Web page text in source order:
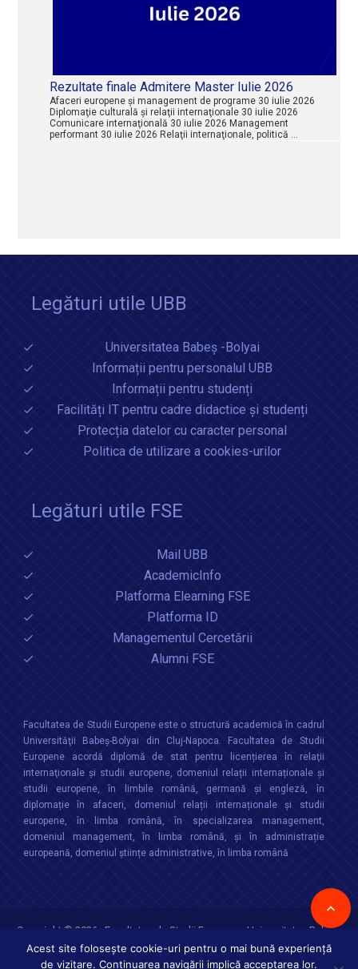
Rezultate finale Admitere Master Iulie 2026
Afaceri europene şi management de programe 30 iulie 2026
Diplomaţie culturală şi relaţii internaţionale 30 iulie 2026
Comunicare internaţională 30 iulie 2026 Management
performant 30 iulie 2026 Relaţii internaţionale, politică …
Legături utile UBB
Universitatea Babeș -Bolyai
Informații pentru personalul UBB
Informații pentru studenți
Facilități IT pentru cadre didactice și studenți
Protecția datelor cu caracter personal
Politica de utilizare a cookies-urilor
Legături utile FSE
Mail UBB
AcademicInfo
Platforma Elearning FSE
Platforma ID
Managementul Cercetării
Alumni FSE
Facultatea de Studii Europene este o structură academică în cadrul
Universităţii Babeș-Bolyai din Cluj-Napoca. Facultatea de Studii
Europene acordă diplomă de stat pentru licențierea în relaţii
internaţionale şi studii europene, domeniul relații internaționale şi
studii europene, în limbile română, germană și engleză, în
diplomație în afaceri, domeniul relații internaționale și studii
europene, în limba română, în specializarea management,
domeniul management, în limba română, și în administrație
europeană, domeniul științe administrative, în limba română
Copyright © 2026 : Facultatea de Studii Europene
Universitatea Babes-
Bolyai Toate drepturile rezervate
Acest site folosește cookie-uri pentru o mai bună experiență
de vizitare. Continuarea navigării implică acceptarea lor.